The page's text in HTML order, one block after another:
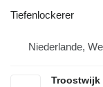
Tiefenlockerer
Niederlande,
Troostwijk